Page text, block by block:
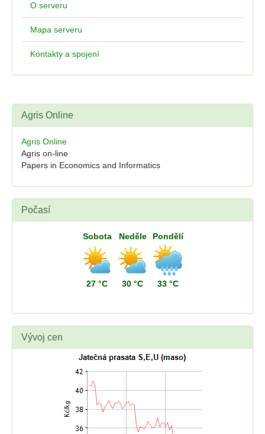
O serveru
Mapa serveru
Kontakty a spojení
Agris Online
Agris Online
Agris on-line
Papers in Economics and Informatics
Počasí
Sobota
27 °C
Neděle
30 °C
Pondělí
33 °C
Vývoj cen